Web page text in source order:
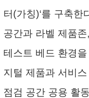
터(가칭)‘를 구축한
공간과 라벨 제품
테스트 베드 환경
지털 제품과 서비
점검 공간 공용 활